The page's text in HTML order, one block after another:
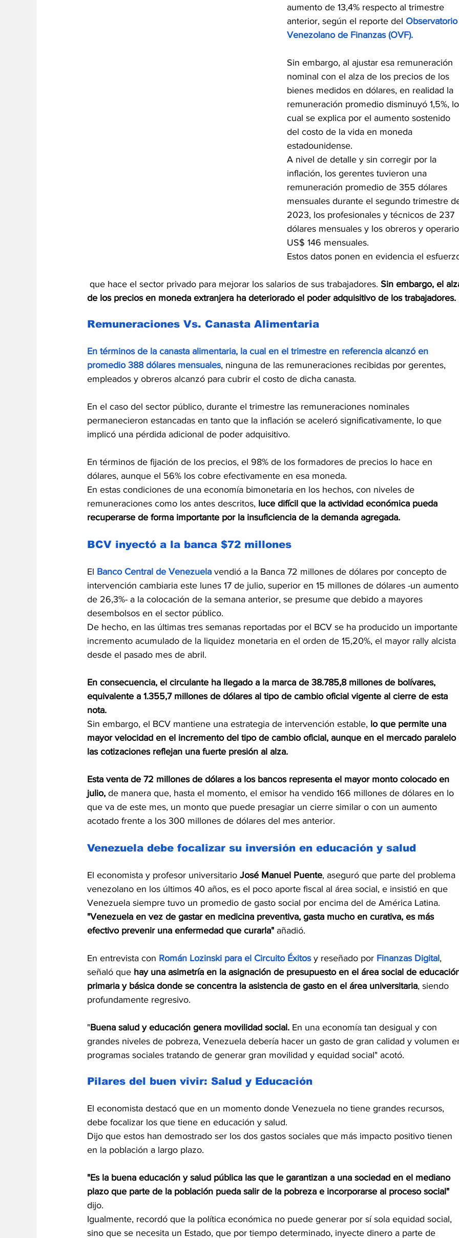
aumento de 13,4% respecto al trimestre
anterior, según el reporte del
Venezolano de Finanzas (OVF).
Sin embargo, al ajustar esa remuneración
nominal con el alza de los precios de los
bienes medidos en dólares, en realidad la
remuneración promedio disminuyó 1,5%,
cual se explica por el aumento sostenido
del costo de la vida en moneda
estadounidense.
A nivel de detalle y sin corregir por la
inflación, los gerentes tuvieron una
remuneración promedio de 355 dólares
mensuales durante el segundo trimestre
2023, los profesionales y técnicos de 237
dólares mensuales y los obreros y
US$ 146 mensuales.
Estos datos ponen en evidencia el
que hace el sector privado para mejorar los salarios de sus trabajadores. Sin embargo, el
de los precios en moneda extranjera ha deteriorado el poder adquisitivo de los trabajadores.
Remuneraciones Vs. Canasta Alimentaria
En términos de la canasta alimentaria, la cual en el trimestre en referencia alcanzó en
promedio 388 dólares mensuales, ninguna de las remuneraciones recibidas por gerentes,
empleados y obreros alcanzó para cubrir el costo de dicha canasta.
En el caso del sector público, durante el trimestre las remuneraciones nominales
permanecieron estancadas en tanto que la inflación se aceleró significativamente, lo que
implicó una pérdida adicional de poder adquisitivo.
En términos de fijación de los precios, el 98% de los formadores de precios lo hace en
dólares, aunque el 56% los cobre efectivamente en esa moneda.
En estas condiciones de una economía bimonetaria en los hechos, con niveles de
remuneraciones como los antes descritos, luce difícil que la actividad económica pueda
recuperarse de forma importante por la insuficiencia de la demanda agregada.
BCV inyectó a la banca $72 millones
El Banco Central de Venezuela vendió a la Banca 72 millones de dólares por concepto de
intervención cambiaria este lunes 17 de julio, superior en 15 millones de dólares -un
de 26,3%- a la colocación de la semana anterior, se presume que debido a mayores
desembolsos en el sector público.
De hecho, en las últimas tres semanas reportadas por el BCV se ha producido un
incremento acumulado de la liquidez monetaria en el orden de 15,20%, el mayor rally alcista
desde el pasado mes de abril.
En consecuencia, el circulante ha llegado a la marca de 38.785,8 millones de bolívares,
equivalente a 1.355,7 millones de dólares al tipo de cambio oficial vigente al cierre de esta
nota.
Sin embargo, el BCV mantiene una estrategia de intervención estable, lo que permite una
mayor velocidad en el incremento del tipo de cambio oficial, aunque en el mercado paralelo
las cotizaciones reflejan una fuerte presión al alza.
Esta venta de 72 millones de dólares a los bancos representa el mayor monto colocado en
julio, de manera que, hasta el momento, el emisor ha vendido 166 millones de dólares en lo
que va de este mes, un monto que puede presagiar un cierre similar o con un aumento
acotado frente a los 300 millones de dólares del mes anterior.
Venezuela debe focalizar su inversión en educación y salud
El economista y profesor universitario José Manuel Puente, aseguró que parte del problema
venezolano en los últimos 40 años, es el poco aporte fiscal al área social, e insistió en que
Venezuela siempre tuvo un promedio de gasto social por encima del de América Latina.
"Venezuela en vez de gastar en medicina preventiva, gasta mucho en curativa, es más
efectivo prevenir una enfermedad que curarla" añadió.
En entrevista con Román Lozinski para el Circuito Éxitos y reseñado por Finanzas Digital,
señaló que hay una asimetría en la asignación de presupuesto en el área social de
primaria y básica donde se concentra la asistencia de gasto en el área universitaria, siendo
profundamente regresivo.
"Buena salud y educación genera movilidad social. En una economía tan desigual y con
grandes niveles de pobreza, Venezuela debería hacer un gasto de gran calidad y volumen
programas sociales tratando de generar gran movilidad y equidad social" acotó.
Pilares del buen vivir: Salud y Educación
El economista destacó que en un momento donde Venezuela no tiene grandes recursos,
debe focalizar los que tiene en educación y salud.
Dijo que estos han demostrado ser los dos gastos sociales que más impacto positivo tienen
en la población a largo plazo.
"Es la buena educación y salud pública las que le garantizan a una sociedad en el mediano
plazo que parte de la población pueda salir de la pobreza e incorporarse al proceso social"
dijo.
Igualmente, recordó que la política económica no puede generar por sí sola equidad social,
sino que se necesita un Estado, que por tiempo determinado, inyecte dinero a parte de